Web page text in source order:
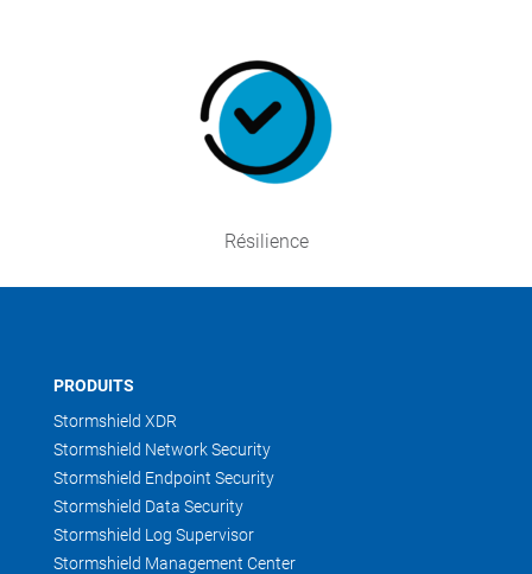
Résilience
PRODUITS
Stormshield XDR
Stormshield Network Security
Stormshield Endpoint Security
Stormshield Data Security
Stormshield Log Supervisor
Stormshield Management Center